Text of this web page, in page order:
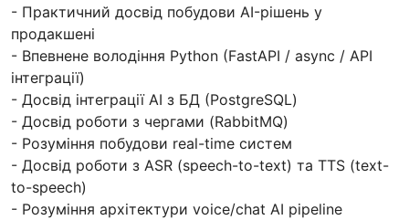
- Практичний досвід побудови AI-рішень у
продакшені
- Впевнене володіння Python (FastAPI / async / API
інтеграції)
- Досвід інтеграції AI з БД (PostgreSQL)
- Досвід роботи з чергами (RabbitMQ)
- Розуміння побудови real-time систем
- Досвід роботи з ASR (speech-to-text) та TTS (text-
to-speech)
- Розуміння архітектури voice/chat AI pipeline